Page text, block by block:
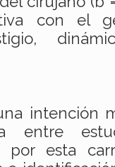
con el
intención
entre
por esta